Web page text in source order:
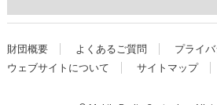
財団概要 よくあるご質問
プライ
ウェブサイトについて
サイトマップ